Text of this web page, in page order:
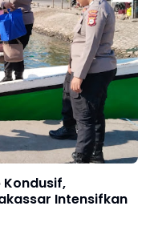
Intensifkan